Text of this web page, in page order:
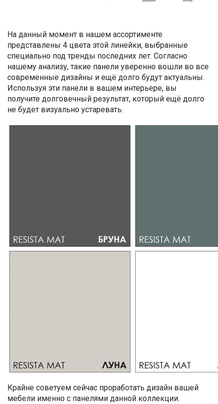
На данный момент в нашем ассортименте
представлены 4 цвета этой линейки, выбранные
специально под тренды последних лет. Согласно
нашему анализу, такие панели уверенно вошли во все
современные дизайны и ещё долго будут актуальны.
Используя эти панели в вашем интерьере, вы
получите долговечный результат, который ещё долго
не будет визуально устаревать.
Крайне советуем сейчас проработать дизайн вашей
мебели именно с панелями данной коллекции.